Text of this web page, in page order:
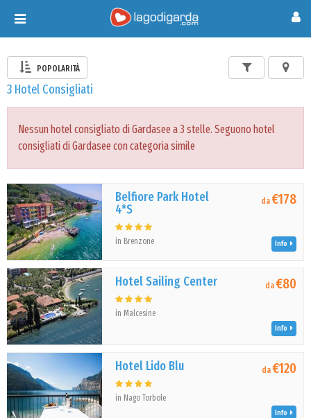
Toggle
navigation
POPOLARITÀ
3 Hotel Consigliati
Nessun hotel consigliato di Gardasee a 3 stelle. Seguono hotel
consigliati di Gardasee con categoria simile
Belfiore Park Hotel
4*S
in Brenzone
da€178
Info
Hotel Sailing Center
in Malcesine
da€80
Info
Hotel Lido Blu
in Nago Torbole
da€120
Info